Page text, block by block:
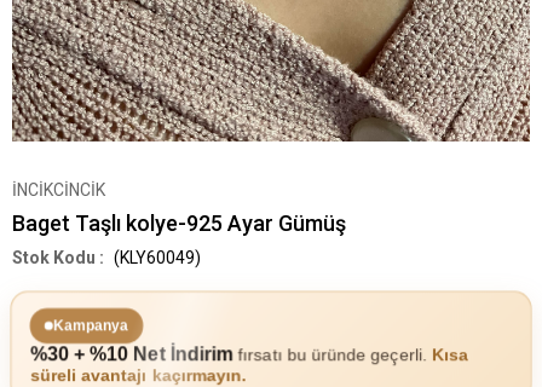
İNCİKCİNCİK
Baget Taşlı kolye-925 Ayar Gümüş
(KLY60049)
Kampanya
%30 + %10 Net İndirimfırsatı bu üründe geçerli. Kısa
süreli avantajı kaçırmayın.